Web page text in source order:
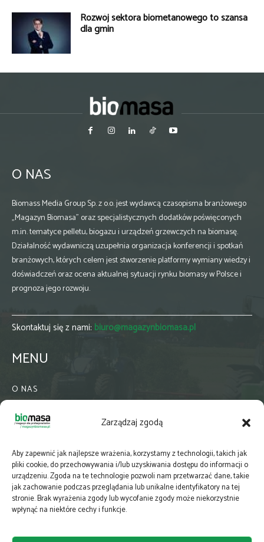
Zarządzaj zgodą
Aby zapewnić jak najlepsze wrażenia, korzystamy z technologii, takich jak
pliki cookie, do przechowywania i/lub uzyskiwania dostępu do informacji o
urządzeniu. Zgoda na te technologie pozwoli nam przetwarzać dane, takie
jak zachowanie podczas przeglądania lub unikalne identyfikatory na tej
stronie. Brak wyrażenia zgody lub wycofanie zgody może niekorzystnie
wpłynąć na niektóre cechy i funkcje.
Rozwój sektora biometanowego to szansa
dla gmin
O NAS
Biomass Media Group Sp. z o.o. jest wydawcą czasopisma branżowego
„Magazyn Biomasa” oraz specjalistycznych dodatków poświęconych
m.in. tematyce pelletu, biogazu i urządzeń grzewczych na biomasę.
Działalność wydawniczą uzupełnia organizacja konferencji i spotkań
branżowych, których celem jest stworzenie platformy wymiany wiedzy i
doświadczeń oraz ocena aktualnej sytuacji rynku biomasy w Polsce i
prognoza jego rozwoju.
Skontaktuj się z nami: biuro@magazynbiomasa.pl
MENU
O NAS
WSPÓŁPRACA
PRENUMERATA
NEWSLETTER
MAPY
E-WYDANIE